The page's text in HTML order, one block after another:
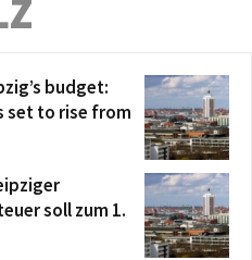
budget:
set to rise from
soll zum 1.